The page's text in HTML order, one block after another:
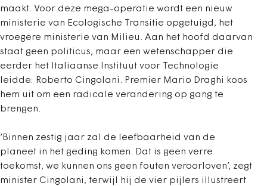
maakt. Voor deze mega-operatie wordt een nieuw
ministerie van Ecologische Transitie opgetuigd, het
vroegere ministerie van Milieu. Aan het hoofd daarvan
staat geen politicus, maar een wetenschapper die
eerder het Italiaanse Instituut voor Technologie
leidde: Roberto Cingolani. Premier Mario Draghi koos
hem uit om een radicale verandering op gang te
brengen.
‘Binnen zestig jaar zal de leefbaarheid van de
planeet in het geding komen. Dat is geen verre
toekomst, we kunnen ons geen fouten veroorloven’, zegt
minister Cingolani, terwijl hij de vier pijlers illustreert